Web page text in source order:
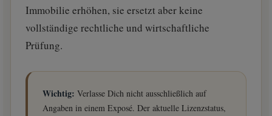
Immobilie erhöhen, sie ersetzt aber keine
vollständige rechtliche und wirtschaftliche
Prüfung.
Wichtig: Verlasse Dich nicht ausschließlich auf
Angaben in einem Exposé. Der aktuelle Lizenzstatus,